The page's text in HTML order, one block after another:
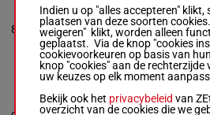
8
HL LIKEILAT
Dave Palone-Chuck
Crissman Jr
Box: 8 -R/4 - 1600m
2a 3a 4a 1a 0a
R/41600m
LOVIN PRESLEY
Jeremy Indof-Kelly
Indien u op "alles accepteren" klikt,
plaatsen van deze soorten
weigeren" klikt, worden alleen
geplaatst. Via de knop "cookies
cookievoorkeuren op basis van
knop "cookies" aan de rechterzijde
uw keuzes op elk moment
Bekijk ook het privacybeleid van
overzicht van de cookies die we